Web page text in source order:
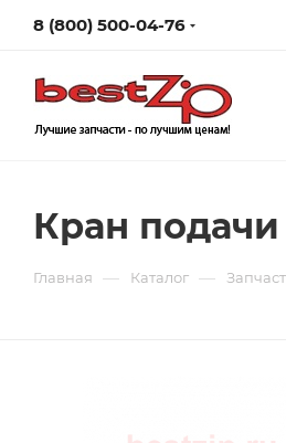
8 (800) 500-04-76
Кран подачи
Главная — Каталог —